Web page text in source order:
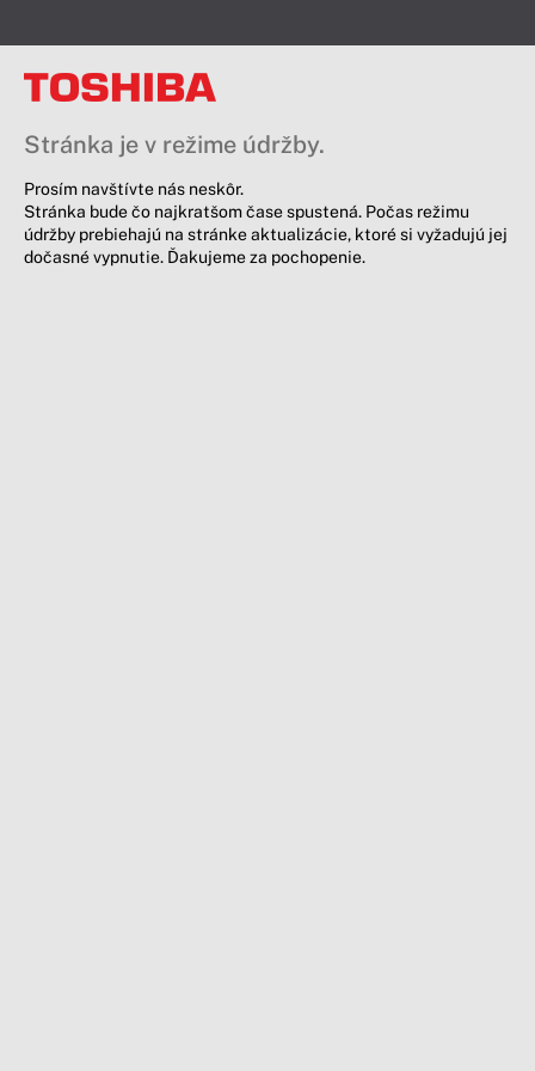
Stránka je v režime údržby.
Prosím navštívte nás neskôr.
Stránka bude čo najkratšom čase spustená. Počas režimu
údržby prebiehajú na stránke aktualizácie, ktoré si vyžadujú jej
dočasné vypnutie. Ďakujeme za pochopenie.